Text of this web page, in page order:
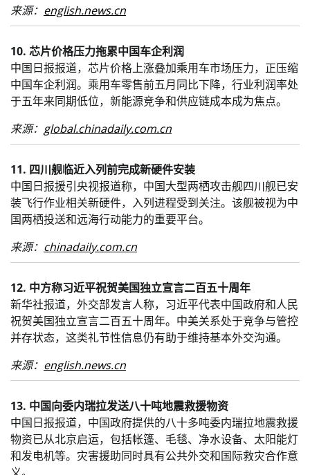
来源： english.news.cn
10. 芯片价格压力拖累中国车企利润
中国日报报道，芯片价格上涨叠加乘用车市场压力，正压缩
中国车企利润。乘用车零售前五月同比下降，行业利润率处
于五年来同期低位，新能源竞争和供应链成本成为焦点。
来源： global.chinadaily.com.cn
11. 四川舰临近入列前完成新硬件安装
中国日报援引央视报道称，中国大型两栖攻击舰四川舰已安
装飞行作业相关新硬件，入列进程受到关注。该舰被视为中
国两栖投送和远海行动能力的重要平台。
来源： chinadaily.com.cn
12. 中方称习近平祝贺美国独立宣言二百五十周年
新华社报道，外交部发言人称，习近平代表中国政府和人民
祝贺美国独立宣言二百五十周年。中美关系处于竞争与管控
并存状态，这类礼节性信息仍有助于维持基本外交沟通。
来源： english.news.cn
13. 中国向委内瑞拉发送八十吨地震救援物资
中国日报报道，中国政府提供的八十多吨委内瑞拉地震救援
物资已从北京启运，包括帐篷、毛毯、净水设备、太阳能灯
和发电机等。灾害援助同时具有公共外交和国际救灾合作意